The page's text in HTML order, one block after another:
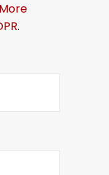
More
.